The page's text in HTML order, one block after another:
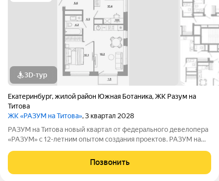
3D-тур
Екатеринбург,жилой район Южная Ботаника,ЖК Разум на
Титова
ЖК «РАЗУМ на Титова», 3 квартал 2028
РАЗУМ на Титова новый квартал от федерального девелопера
«РАЗУМ» с 12-летним опытом создания проектов. РАЗУМ на
Монтёрская, Титова и Смоленская. Квартал в Чкаловском
районе создан по концепции
Позвонить